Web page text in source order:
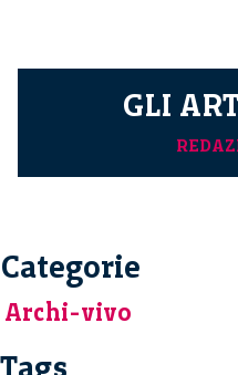
GLI
Categorie
Archi-vivo